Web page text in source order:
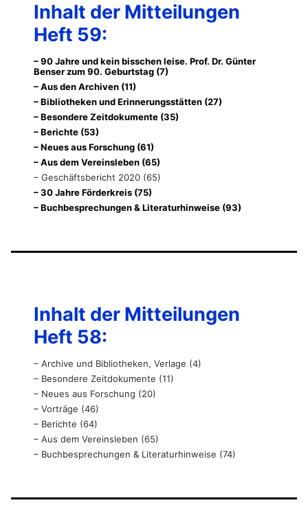
Inhalt der Mitteilungen
Heft 59:
– 90 Jahre und kein bisschen leise. Prof. Dr. Günter
Benser zum 90. Geburtstag (7)
– Aus den Archiven (11)
– Bibliotheken und Erinnerungsstätten (27)
– Besondere Zeitdokumente (35)
– Berichte (53)
– Neues aus Forschung (61)
– Aus dem Vereinsleben (65)
– Geschäftsbericht 2020 (65)
– 30 Jahre Förderkreis (75)
– Buchbesprechungen & Literaturhinweise (93)
Inhalt der Mitteilungen
Heft 58:
– Archive und Bibliotheken, Verlage (4)
– Besondere Zeitdokumente (11)
– Neues aus Forschung (20)
– Vorträge (46)
– Berichte (64)
– Aus dem Vereinsleben (65)
– Buchbesprechungen & Literaturhinweise (74)